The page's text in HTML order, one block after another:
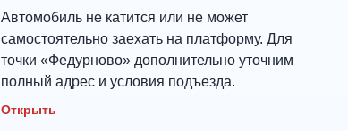
Автомобиль не катится или не может
самостоятельно заехать на платформу. Для
точки «Федурново» дополнительно уточним
полный адрес и условия подъезда.
Открыть